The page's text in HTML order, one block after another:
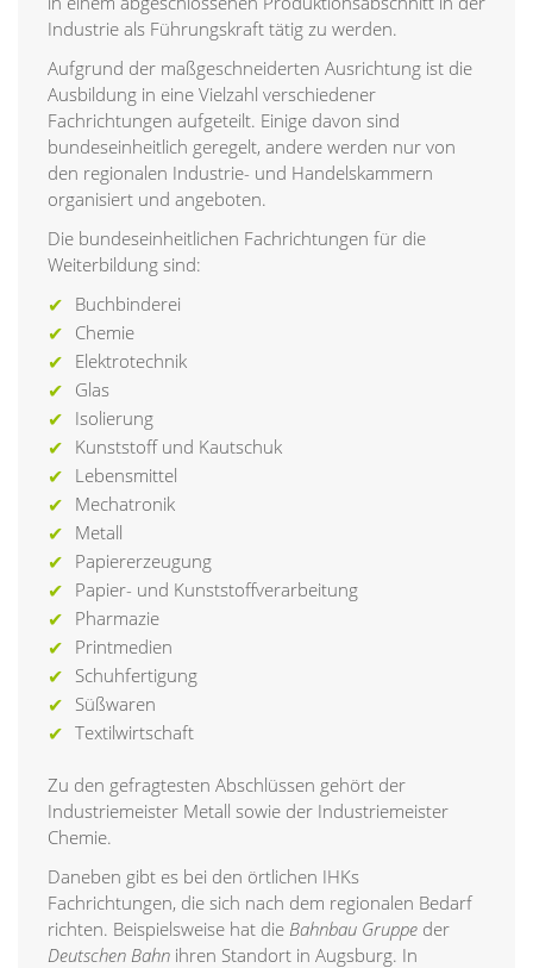
Industrie als Führungskraft tätig zu werden.
Aufgrund der maßgeschneiderten Ausrichtung ist die
Ausbildung in eine Vielzahl verschiedener
Fachrichtungen aufgeteilt. Einige davon sind
bundeseinheitlich geregelt, andere werden nur von
den regionalen Industrie- und Handelskammern
organisiert und angeboten.
Die bundeseinheitlichen Fachrichtungen für die
Weiterbildung sind:
Buchbinderei
Chemie
Elektrotechnik
Glas
Isolierung
Kunststoff und Kautschuk
Lebensmittel
Mechatronik
Metall
Papiererzeugung
Papier- und Kunststoffverarbeitung
Pharmazie
Printmedien
Schuhfertigung
Süßwaren
Textilwirtschaft
Zu den gefragtesten Abschlüssen gehört der
Industriemeister Metall sowie der Industriemeister
Chemie.
Daneben gibt es bei den örtlichen IHKs
Fachrichtungen, die sich nach dem regionalen Bedarf
richten. Beispielsweise hat die Bahnbau Gruppe der
Deutschen Bahn ihren Standort in Augsburg. In